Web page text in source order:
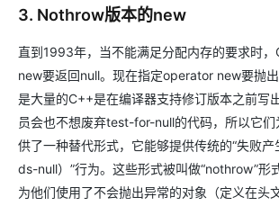
3. Nothrow版本的new
直到1993年，当不能满足分配内存的要求时
new要返回null。现在指定operator new要抛
是大量的C++是在编译器支持修订版本之前写
员会也不想废弃test-for-null的代码，所以它
供了一种替代形式，它能够提供传统的“失败
ds-null）”行为。这些形式被叫做“nothrow”形
为他们使用了不会抛出异常的对象（定义在头